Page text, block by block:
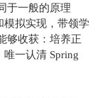
于一般的原理
模拟实现，带领学
够收获：培养正
一认清 Spring